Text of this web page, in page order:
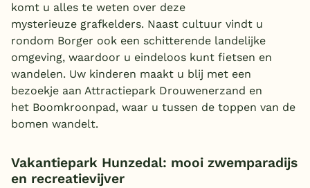
komt u alles te weten over deze
mysterieuze grafkelders. Naast cultuur vindt u
rondom Borger ook een schitterende landelijke
omgeving, waardoor u eindeloos kunt fietsen en
wandelen. Uw kinderen maakt u blij met een
bezoekje aan Attractiepark Drouwenerzand en
het Boomkroonpad, waar u tussen de toppen van de
bomen wandelt.
Vakantiepark Hunzedal: mooi zwemparadijs
en recreatievijver